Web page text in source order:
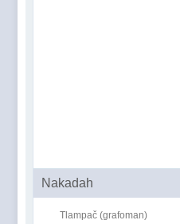
Nakadah
Tlampač (grafoman)